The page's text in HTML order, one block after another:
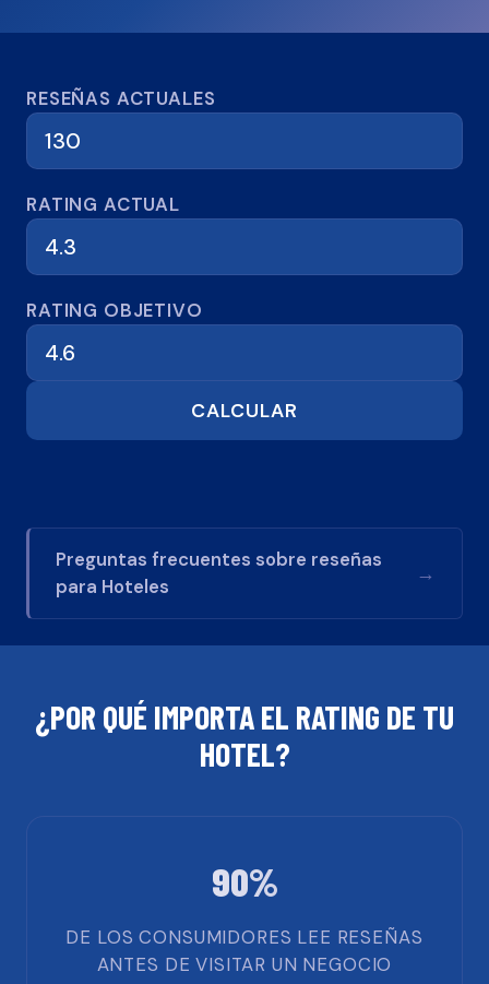
Calculadora de reseñas
RESEÑAS ACTUALES
RATING ACTUAL
RATING OBJETIVO
CALCULAR
Preguntas frecuentes sobre reseñas
para Hoteles
→
¿POR QUÉ IMPORTA EL RATING DE TU
HOTEL?
90%
DE LOS CONSUMIDORES LEE RESEÑAS
ANTES DE VISITAR UN NEGOCIO